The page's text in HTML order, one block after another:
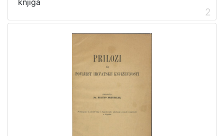
knjiga
2